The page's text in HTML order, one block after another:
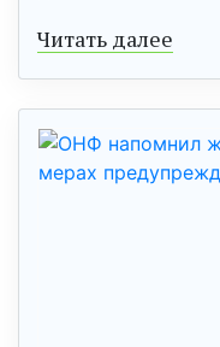
Читать далее